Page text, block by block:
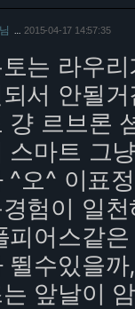
2015-04-17 14:57:35
는 라우
서 안될
걍 르브론
스마트 그
^오^ 이표
험이 일
피어스같
뛸수있을
앞날이